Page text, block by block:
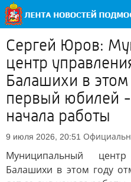
Сергей Юров:
центр
Балашихи в этом
первый юбилей
начала работы
9 июля 2026, 20:51
Муниципальный
Балашихи в этом году